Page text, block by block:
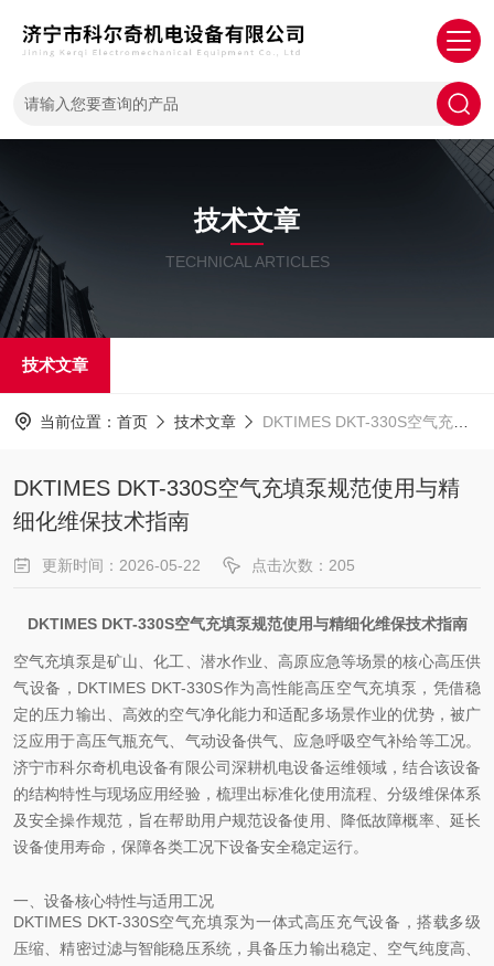
技术文章
TECHNICAL ARTICLES
技术文章
当前位置： 首页 技术文章 DKTIMES DKT-330S空气充填泵规范使用与精细化维保技术指南
DKTIMES DKT-330S空气充填泵规范使用与精
细化维保技术指南
更新时间：2026-05-22 点击次数：205
DKTIMES DKT-330S空气充填泵规范使用与精细化维保技术指南
空气充填泵是矿山、化工、潜水作业、高原应急等场景的核心高压供
气设备，DKTIMES DKT-330S作为高性能高压空气充填泵，凭借稳
定的压力输出、高效的空气净化能力和适配多场景作业的优势，被广
泛应用于高压气瓶充气、气动设备供气、应急呼吸空气补给等工况。
济宁市科尔奇机电设备有限公司深耕机电设备运维领域，结合该设备
的结构特性与现场应用经验，梳理出标准化使用流程、分级维保体系
及安全操作规范，旨在帮助用户规范设备使用、降低故障概率、延长
设备使用寿命，保障各类工况下设备安全稳定运行。
一、设备核心特性与适用工况
DKTIMES DKT-330S空气充填泵为一体式高压充气设备，搭载多级
压缩、精密过滤与智能稳压系统，具备压力输出稳定、空气纯度高、